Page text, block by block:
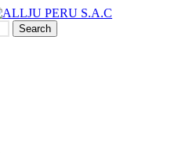
Search